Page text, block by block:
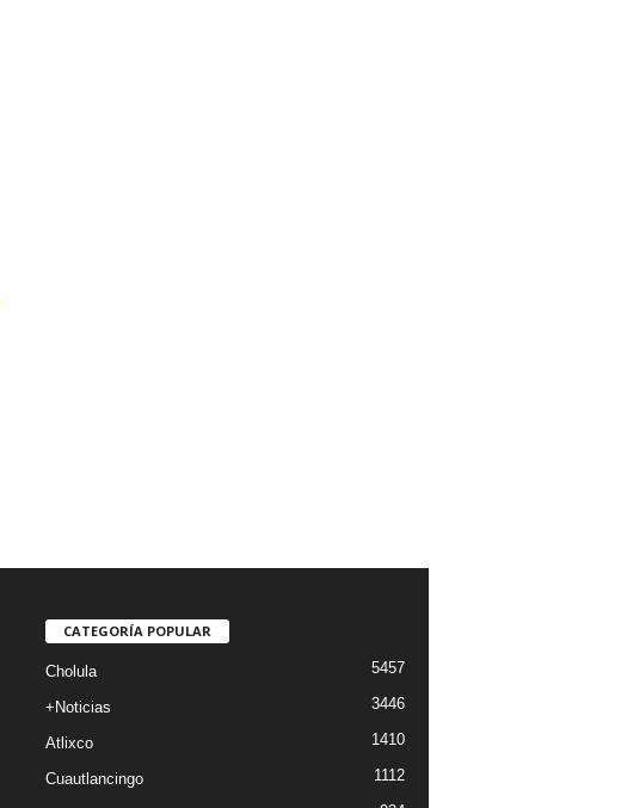
CATEGORÍA POPULAR
Cholula 5457
+Noticias 3446
Atlixco 1410
Cuautlancingo 1112